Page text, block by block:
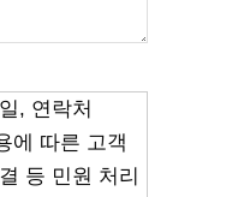
, 연락처
에 따른 고객
등 민원 처리